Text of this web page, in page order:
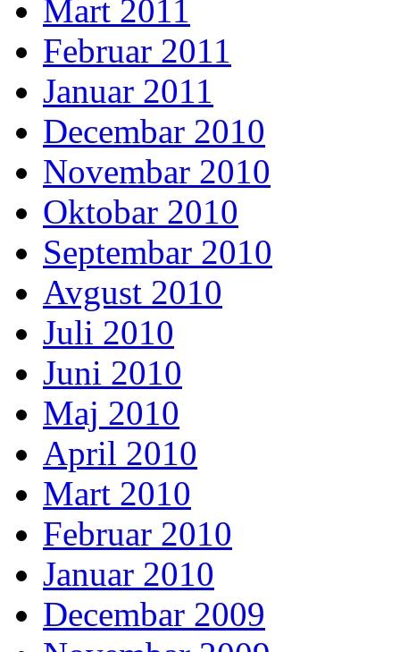
Mart 2011
Februar 2011
Januar 2011
Decembar 2010
Novembar 2010
Oktobar 2010
Septembar 2010
Avgust 2010
Juli 2010
Juni 2010
Maj 2010
April 2010
Mart 2010
Februar 2010
Januar 2010
Decembar 2009